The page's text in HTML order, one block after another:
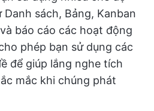
sách, Bảng, Kanban
báo cáo các hoạt động
phép bạn sử dụng các
để giúp lắng nghe tích
mắc khi chúng phát